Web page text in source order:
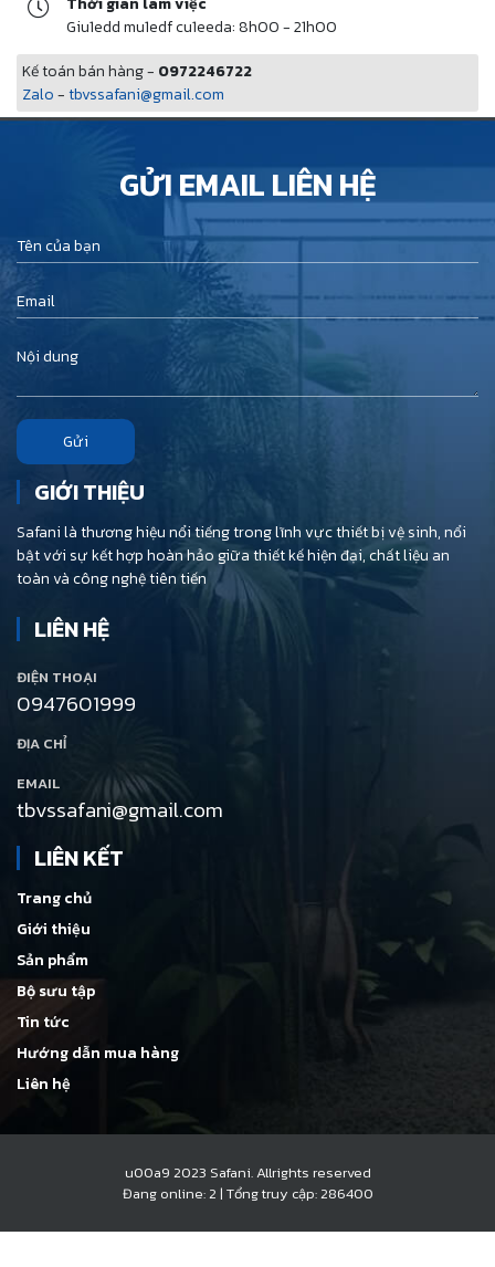
Giu1edd mu1edf cu1eeda: 8h00 - 21h00
Kế toán bán hàng - 0972246722
Zalo-tbvssafani@gmail.com
GỬI EMAIL LIÊN HỆ
Gửi
GIỚI THIỆU
Safani là thương hiệu nổi tiếng trong lĩnh vực thiết bị vệ sinh, nổi
bật với sự kết hợp hoàn hảo giữa thiết kế hiện đại, chất liệu an
toàn và công nghệ tiên tiến
LIÊN HỆ
ĐIỆN THOẠI
0947601999
ĐỊA CHỈ
EMAIL
tbvssafani@gmail.com
LIÊN KẾT
Trang chủ
Giới thiệu
Sản phẩm
Bộ sưu tập
Tin tức
Hướng dẫn mua hàng
Liên hệ
u00a9 2023 Safani. Allrights reserved
Đang online: 2 | Tổng truy cập: 286400